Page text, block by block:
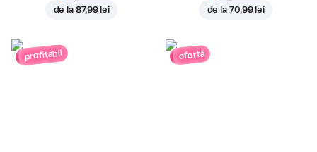
de la 87,99 lei de la 70,99 lei
profitabil ofertă